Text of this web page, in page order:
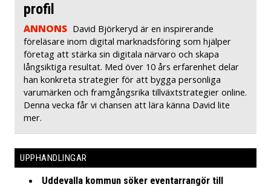
profil
ANNONS David Björkeryd är en inspirerande
föreläsare inom digital marknadsföring som hjälper
företag att stärka sin digitala närvaro och skapa
långsiktiga resultat. Med över 10 års erfarenhet delar
han konkreta strategier för att bygga personliga
varumärken och framgångsrika tillväxtstrategier online.
Denna vecka får vi chansen att lära känna David lite
mer.
UPPHANDLINGAR
Uddevalla kommun söker eventarrangör till